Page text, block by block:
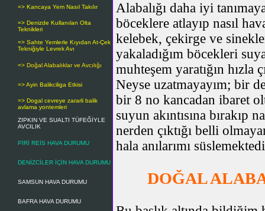
=> Kancaya Yem Nasıl Takılır
=> Denizde Kullanılan Olta
Teknikleri
=> Sahte Yemlerle Kıyıdan At-Çek
Tekniğiyle Levrek Avı
=> Doğal Alabalıklar ve Avcılığı
=> Ayin Balikciliga Etkisi
=> Dogal cevreye zararli balik
avlama yontemleri
ZIPKIN VE SUALTI TÜFEĞİYLE
AVCILIK
PİRİ REİS HAVA DURUMU
DENİZCİLER İÇİN HAVA DURUMU
SAMSUN HAVA DURUMU
BAFRA HAVA DURUMU
Alabalığı daha iyi
böceklere atlayıp nasıl
kelebek, çekirge ve
yakaladığım böcekleri
muhteşem yaratığın hızla
Neyse uzatmayayım; bir
bir 8 no kancadan ibaret
suyun akıntısına bırakıp
nerden çıktığı belli
hala anılarımı
DOĞAL